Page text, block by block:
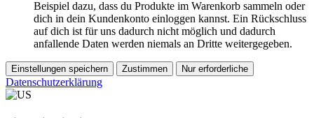
Beispiel dazu, dass du Produkte im Warenkorb sammeln oder
dich in dein Kundenkonto einloggen kannst. Ein Rückschluss
auf dich ist für uns dadurch nicht möglich und dadurch
anfallende Daten werden niemals an Dritte weitergegeben.
Einstellungen speichern Zustimmen Nur erforderliche
Datenschutzerklärung